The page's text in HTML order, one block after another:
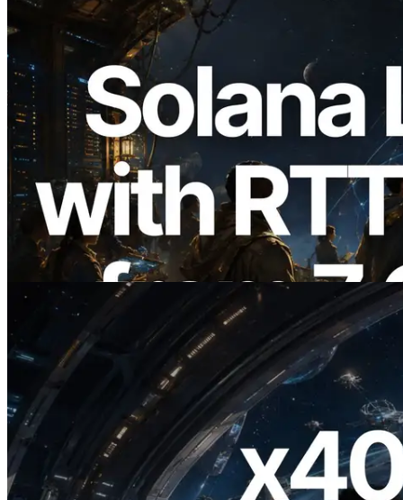
2026.08.05
ERPC, Solana Leader Slot API를 전 세계
7개 리전 ping 측정으로 확장 —
Validators Information API도 공개
이 글 읽기
2026.07.04